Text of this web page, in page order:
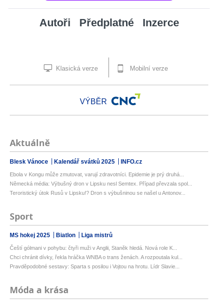
Autoři Předplatné Inzerce
Klasická verze Mobilní verze
VÝBĚR
Aktuálně
Blesk Vánoce Kalendář svátků 2025 INFO.cz
Ebola v Kongu může zmutovat, varují zdravotníci. Epidemie je prý druhá...
Německá média: Výbušný dron v Lipsku nesl Semtex. Případ převzala spol...
Teroristický útok Rusů v Lipsku!? Dron s výbušninou se našel u Antonov...
Sport
MS hokej 2025 Biatlon Liga mistrů
Čeští gólmani v pohybu: čtyři muži v Anglii, Staněk hledá. Nová role K...
Chci chránit dívky, řekla hráčka WNBA o trans ženách. A rozpoutala kul...
Pravděpodobné sestavy: Sparta s posilou i Vojtou na hrotu. Lídr Slavie...
Móda a krása